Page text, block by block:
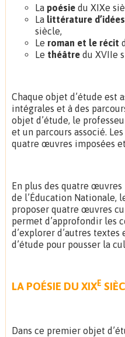
La poésiedu XIXe
Lalittérature d’idées
siècle,
Le roman et le récit
Le théâtredu XVIIe
Chaque objet d’étude est
intégrales et à des
objet d’étude, le
et un parcours associé.
quatre œuvres imposées
En plus des quatre
de l’Éducation Nationale,
proposer quatre œuvres
permet d’approfondir les
d’explorer d’autres
d’étude pour pousser la
LA POÉSIE DU XIXE
Dans ce premier objet